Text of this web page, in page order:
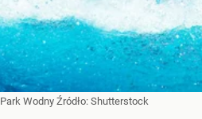
Park Wodny Źródło: Shutterstock